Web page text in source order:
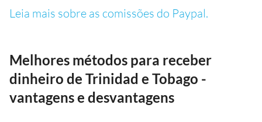
Leia mais sobre as comissões do Paypal.
Melhores métodos para receber
dinheiro de Trinidad e Tobago -
vantagens e desvantagens